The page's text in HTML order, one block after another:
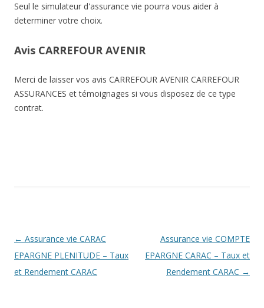
Seul le simulateur d'assurance vie pourra vous aider à
determiner votre choix.
Avis CARREFOUR AVENIR
Merci de laisser vos avis CARREFOUR AVENIR CARREFOUR
ASSURANCES et témoignages si vous disposez de ce type
contrat.
Navigation
des
articles
← Assurance vie CARAC
EPARGNE PLENITUDE – Taux
et Rendement CARAC
Assurance vie COMPTE
EPARGNE CARAC – Taux et
Rendement CARAC →